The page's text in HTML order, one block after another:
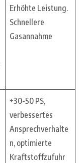
Erhöhte Leistung.
Schnellere
Gasannahme
+30-50 PS,
verbessertes
Ansprechverhalte
n, optimierte
Kraftstoffzufuhr